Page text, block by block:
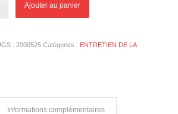
Ajouter au panier
: 2000525 Catégories : ENTRETIEN DE LA
Informations complémentaires